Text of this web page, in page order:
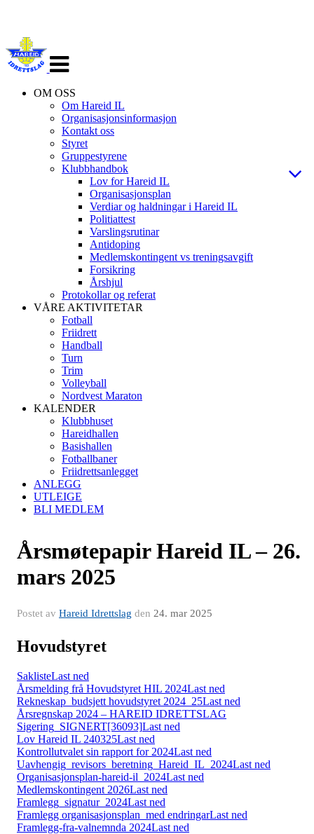
navigasjon
OM OSS
Om Hareid IL
Organisasjonsinformasjon
Kontakt oss
Styret
Gruppestyrene
Klubbhandbok
Lov for Hareid IL
Organisasjonsplan
Verdiar og haldningar i Hareid IL
Politiattest
Varslingsrutinar
Antidoping
Medlemskontingent vs treningsavgift
Forsikring
Årshjul
Protokollar og referat
VÅRE AKTIVITETAR
Fotball
Friidrett
Handball
Turn
Trim
Volleyball
Nordvest Maraton
KALENDER
Klubbhuset
Hareidhallen
Basishallen
Fotballbaner
Friidrettsanlegget
ANLEGG
UTLEIGE
BLI MEDLEM
Årsmøtepapir Hareid IL – 26.
mars 2025
Postet av Hareid Idrettslag den 24. mar 2025
Hovudstyret
SaklisteLast ned
Årsmelding frå Hovudstyret HIL 2024Last ned
Rekneskap_budsjett hovudstyret 2024_25Last ned
Årsregnskap 2024 – HAREID IDRETTSLAG
Sigering_SIGNERT[36093]Last ned
Lov Hareid IL 240325Last ned
Kontrollutvalet sin rapport for 2024Last ned
Uavhengig_revisors_beretning_Hareid_IL_2024Last ned
Organisasjonsplan-hareid-il_2024Last ned
Medlemskontingent 2026Last ned
Framlegg_signatur_2024Last ned
Framlegg organisasjonsplan_med endringarLast ned
Framlegg-fra-valnemnda 2024Last ned